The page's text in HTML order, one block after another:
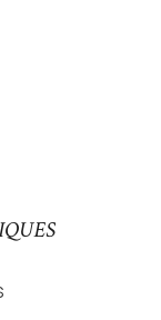
d'un étage de
d'aménagement.
dédié à la